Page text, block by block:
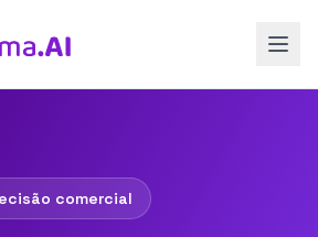
comercial